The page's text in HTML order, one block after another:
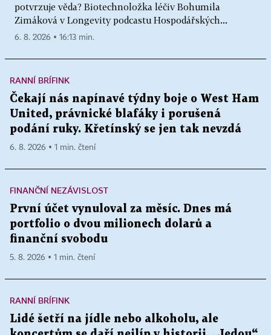
potvrzuje věda? Biotechnoložka léčiv Bohumila
Zimáková v Longevity podcastu Hospodářských...
6. 8. 2026 ▪ 16:13 min.
RANNÍ BRÍFINK
Čekají nás napínavé týdny boje o West Ham
United, právnické blafáky i porušená
podání ruky. Křetínský se jen tak nevzdá
6. 8. 2026 ▪ 1 min. čtení
FINANČNÍ NEZÁVISLOST
První účet vynuloval za měsíc. Dnes má
portfolio o dvou milionech dolarů a
finanční svobodu
5. 8. 2026 ▪ 1 min. čtení
RANNÍ BRÍFINK
Lidé šetří na jídle nebo alkoholu, ale